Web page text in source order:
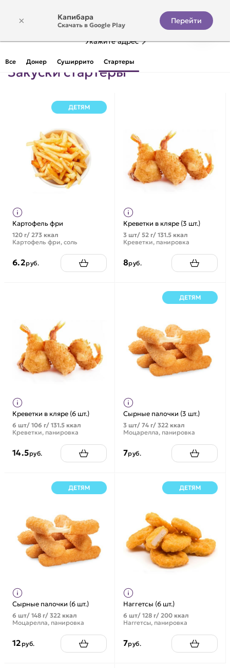
Укажите адрес
Все Донер Суширрито Стартеры
Закуски стартеры
Картофель фри
120 г/ 273 ккал
Картофель фри, соль
6.2руб.
Креветки в кляре (3 шт.)
3 шт/ 52 г/ 131.5 ккал
Креветки, панировка
8руб.
Креветки в кляре (6 шт.)
6 шт/ 106 г/ 131.5 ккал
Креветки, панировка
14.5руб.
Сырные палочки (3 шт.)
3 шт/ 74 г/ 322 ккал
Моцарелла, панировка
7руб.
Сырные палочки (6 шт.)
6 шт/ 148 г/ 322 ккал
Моцарелла, панировка
12 руб.
Наггетсы (6 шт.)
6 шт/ 128 г/ 200 ккал
Наггетсы, панировка
7руб.
× Капибара
Скачать в Google Play Перейти